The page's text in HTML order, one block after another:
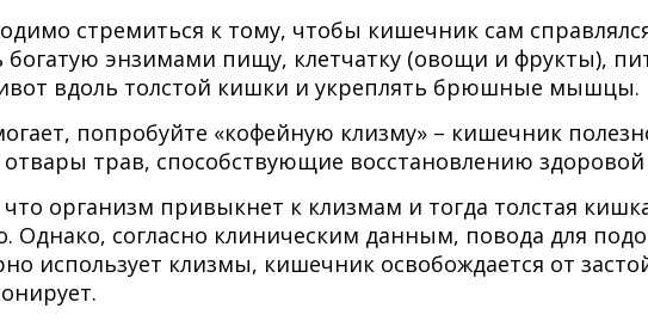
стремиться к тому, чтобы кишечник сам
богатую энзимами пищу, клетчатку (овощи и фрукты),
вдоль толстой кишки и укреплять брюшные мышцы.
попробуйте «кофейную клизму» – кишечник
трав, способствующие восстановлению
организм привыкнет к клизмам и тогда толстая
Однако, согласно клиническим данным, повода для
использует клизмы, кишечник освобождается от